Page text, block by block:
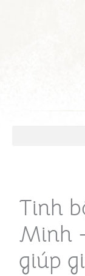
Tinh
Minh
giúp